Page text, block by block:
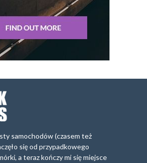
samochodów (czasem też
się od przypadkowego
a teraz kończy mi się miejsce